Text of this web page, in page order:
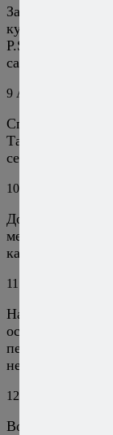
Замечательный
кухню готовить)))
P.S: У вас
сайт))) Так
9 Алексей Онегин
Спасибо!
Такое иногда
серьезно. :)
10
Должна
мексиканским.
какой либо
11
Насколько я
острого,
перец чили,
некоторым
12
Возможно, но